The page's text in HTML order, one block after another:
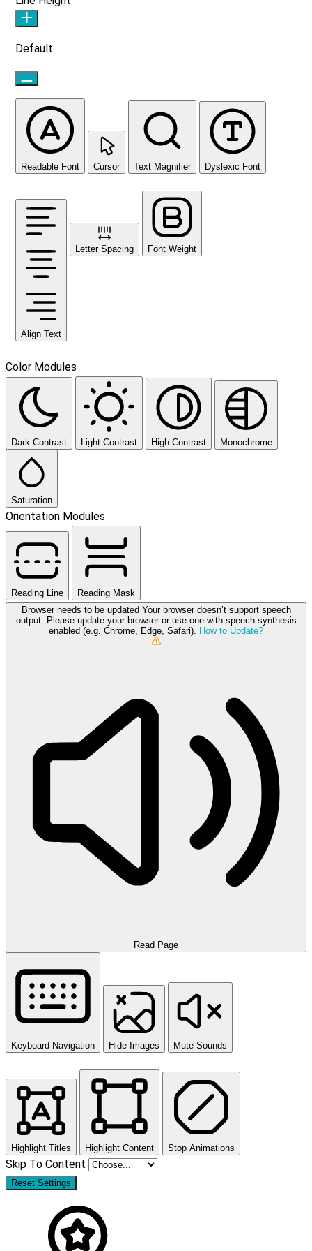
Default
Readable Font Cursor Text Magnifier Dyslexic Font
Align Text
Letter Spacing Font Weight
Color Modules
Dark Contrast Light Contrast High Contrast Monochrome
Saturation
Orientation Modules
Reading Line
Reading Mask
Browser needs to be updated Your browser doesn’t support speech
output. Please update your browser or use one with speech synthesis
enabled (e.g. Chrome, Edge, Safari). How to Update?
Read Page
Keyboard Navigation Hide Images Mute Sounds
Highlight Titles Highlight Content Stop Animations
Skip To Content
Reset Settings